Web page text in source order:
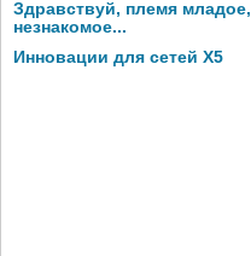
Здравствуй, племя младое,
незнакомое...
Инновации для сетей X5